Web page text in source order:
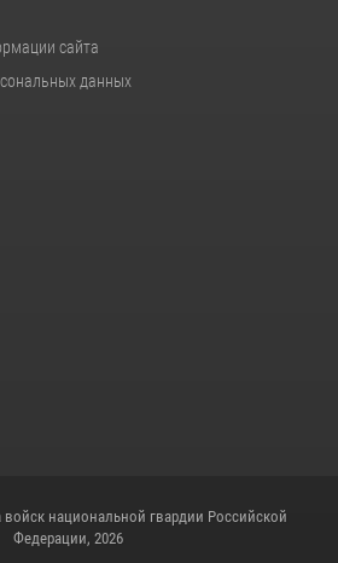
сайта
данных
национальной гвардии Российской
Федерации, 2026